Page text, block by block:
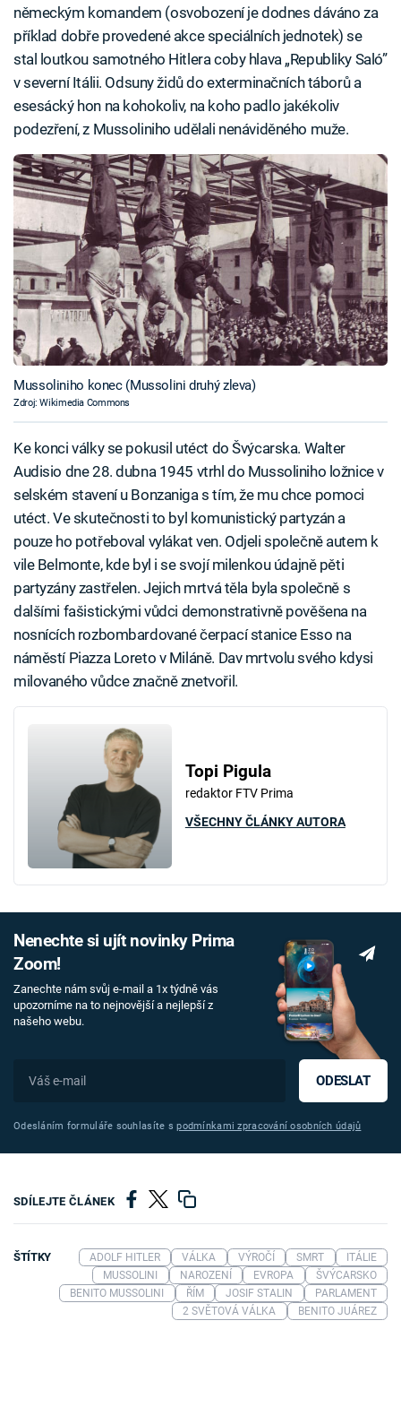
německým komandem (osvobození je dodnes dáváno za
příklad dobře provedené akce speciálních jednotek) se
stal loutkou samotného Hitlera coby hlava „Republiky Saló”
v severní Itálii. Odsuny židů do exterminačních táborů a
esesácký hon na kohokoliv, na koho padlo jakékoliv
podezření, z Mussoliniho udělali nenáviděného muže.
Mussoliniho konec (Mussolini druhý zleva)
Zdroj: Wikimedia Commons
Ke konci války se pokusil utéct do Švýcarska. Walter
Audisio dne 28. dubna 1945 vtrhl do Mussoliniho ložnice v
selském stavení u Bonzaniga s tím, že mu chce pomoci
utéct. Ve skutečnosti to byl komunistický partyzán a
pouze ho potřeboval vylákat ven. Odjeli společně autem k
vile Belmonte, kde byl i se svojí milenkou údajně pěti
partyzány zastřelen. Jejich mrtvá těla byla společně s
dalšími fašistickými vůdci demonstrativně pověšena na
nosnících rozbombardované čerpací stanice Esso na
náměstí Piazza Loreto v Miláně. Dav mrtvolu svého kdysi
milovaného vůdce značně znetvořil.
Topi Pigula
redaktor FTV Prima
VŠECHNY ČLÁNKY AUTORA
Nenechte si ujít novinky Prima
Zoom!
Zanechte nám svůj e-mail a 1x týdně vás
upozorníme na to nejnovější a nejlepší z
našeho webu.
ODESLAT
Odesláním formuláře souhlasíte spodmínkami zpracování osobních údajů
SDÍLEJTE ČLÁNEK
ŠTÍTKY ADOLF HITLER VÁLKA VÝROČÍ SMRT
ITÁLIE
MUSSOLINI
NAROZENÍ EVROPA
ŠVÝCARSKO
BENITO MUSSOLINI
ŘÍM JOSIF STALIN
PARLAMENT
2 SVĚTOVÁ VÁLKA
BENITO JUÁREZ